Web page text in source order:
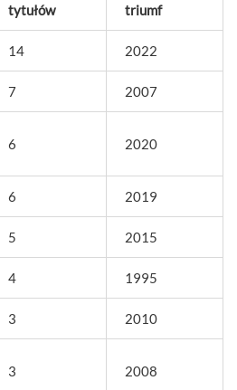
tytułów
triumf
14 2022
7 2007
6 2020
6 2019
5 2015
4 1995
3 2010
3 2008